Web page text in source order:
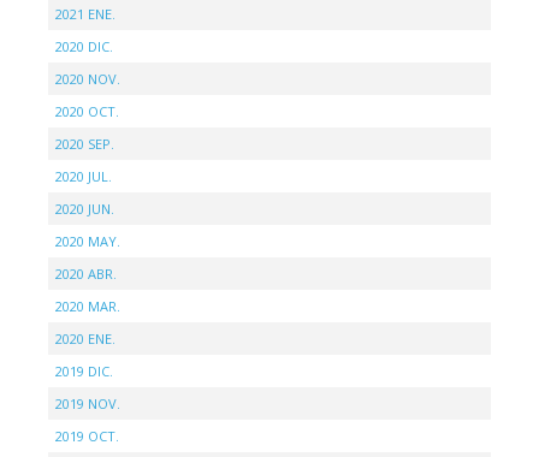
2021 ENE.
2020 DIC.
2020 NOV.
2020 OCT.
2020 SEP.
2020 JUL.
2020 JUN.
2020 MAY.
2020 ABR.
2020 MAR.
2020 ENE.
2019 DIC.
2019 NOV.
2019 OCT.